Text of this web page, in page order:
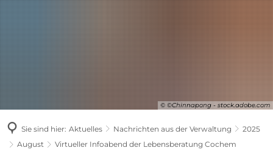
© ©Chinnapong - stock.adobe.com
Sie sind hier: Aktuelles Nachrichten aus der Verwaltung
2025
August
Virtueller Infoabend der Lebensberatung Cochem